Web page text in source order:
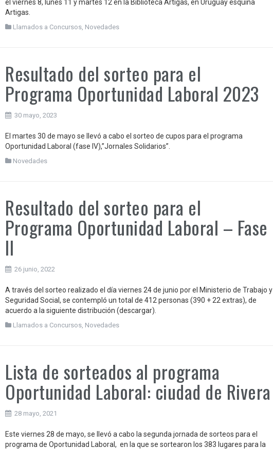
el viernes 8, lunes 11 y martes 12 en la Biblioteca Artigas, en Uruguay esquina
Artigas.
Llamados a Concursos, Novedades
Resultado del sorteo para el
Programa Oportunidad Laboral 2023
30 mayo, 2023
El martes 30 de mayo se llevó a cabo el sorteo de cupos para el programa
Oportunidad Laboral (fase IV),”Jornales Solidarios”.
Novedades
Resultado del sorteo para el
Programa Oportunidad Laboral – Fase
II
26 junio, 2022
A través del sorteo realizado el día viernes 24 de junio por el Ministerio de Trabajo y
Seguridad Social, se contempló un total de 412 personas (390 + 22 extras), de
acuerdo a la siguiente distribución (descargar).
Llamados a Concursos, Novedades
Lista de sorteados al programa
Oportunidad Laboral: ciudad de Rivera
28 mayo, 2021
Este viernes 28 de mayo, se llevó a cabo la segunda jornada de sorteos para el
programa de Oportunidad Laboral, en la que se sortearon los 383 lugares para la